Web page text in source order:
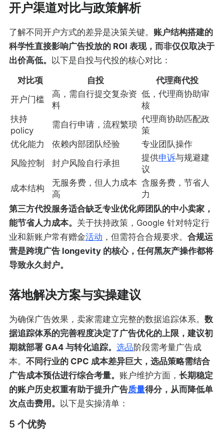
开户渠道对比与政策解析
了解不同开户方式的差异是决策关键。 账户结构搭建的
科学性直接影响广告投放的 ROI 表现，而非仅仅取决于
出价高低。 以下是自投与代投的核心对比：
对比项
自投
代理商代投
开户门槛
高，需自行提交复杂资
料
低，代理商协助审
核
扶持
policy
需自行申请，流程繁琐
代理商协助匹配政
策
优化能力
依赖内部团队经验
专业团队操作
风险控制
封户风险自行承担
提供申诉与规避建
议
成本结构
无服务费，但人力成本
高
含服务费，节省人
力
第三方代投服务适合缺乏专业优化师团队的中小卖家，
能节省人力成本。 关于扶持政策，Google 针对特定行
业和新账户常有赠金活动 ，但需符合合规要求。 合规运
营是跨境广告 longevity 的核心，任何黑灰产操作都将
导致永久封户。
落地解决方案与实操建议
为确保广告效果，卖家需建立完整的数据追踪体系。 数
据追踪体系的完善程度决定了广告优化的上限，建议初
期就部署 GA4 与转化追踪。 选品阶段需考量广告成
本。 不同行业的 CPC 成本差异巨大，选品策略需结合
广告成本预估进行综合考量。 账户维护方面， 长期稳定
的账户历史权重有助于提升广告质量得分，从而降低单
次点击费用。 以下是实操清单：
5 个优势